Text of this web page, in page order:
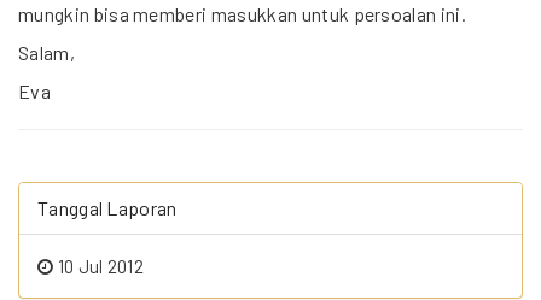
mungkin bisa memberi masukkan untuk persoalan ini.
Salam,
Eva
Tanggal Laporan
10 Jul 2012